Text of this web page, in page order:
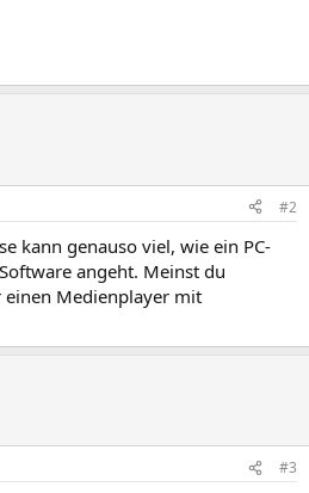
#2
kann genauso viel, wie ein PC-
angeht. Meinst du
einen Medienplayer mit
#3